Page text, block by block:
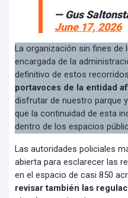
— Gus
June 17, 2026
La organización sin fines de
encargada de la
definitivo de estos
portavoces de la entidad
disfrutar de nuestro parque
que la continuidad de esta
dentro de los espacios
Las autoridades policiales
abierta para esclarecer las
en el espacio de casi 850
revisar también las